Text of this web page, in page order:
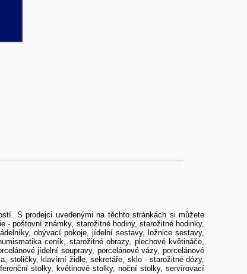
. S prodejci uvedenými na těchto stránkách si můžete
- poštovní známky, starožitné hodiny, starožitné hodinky,
, obývací pokoje, jídelní sestavy, ložnice sestavy,
ceník, starožitnéobrazy, plechové květináče,
jídelní soupravy, porcelánové vázy,porcelánové
stoličky, klavírní židle,sekretáře, sklo - starožitné dózy,
stolky, květinové stolky, noční stolky,servírovací